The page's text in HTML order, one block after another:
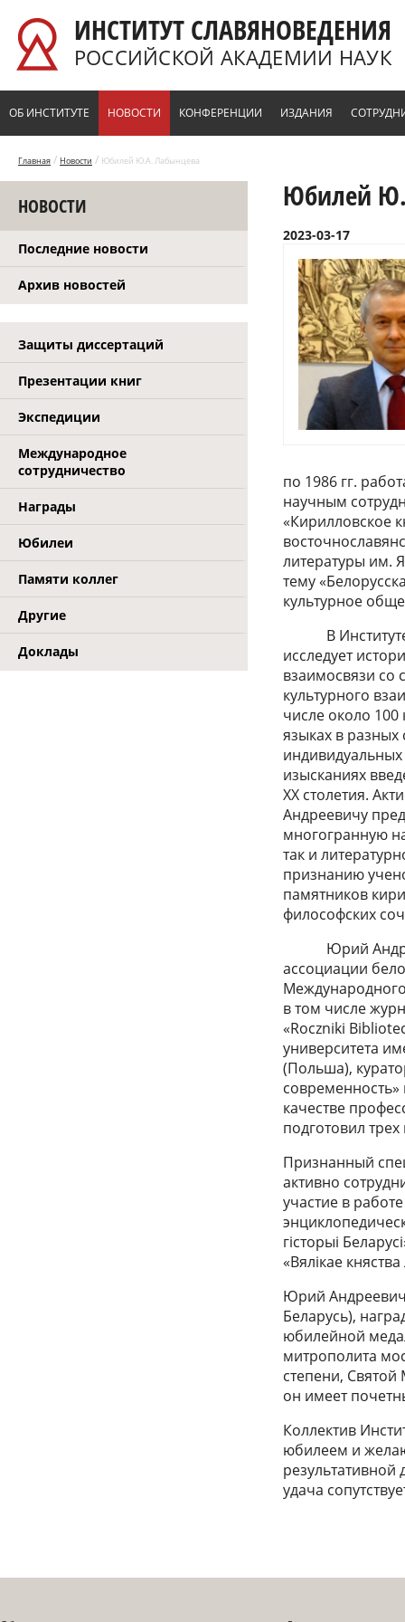
ИНСТИТУТ СЛАВЯНОВЕДЕНИЯ
РОССИЙСКОЙ АКАДЕМИИ НАУК
ОБ ИНСТИТУТЕ НОВОСТИ КОНФЕРЕНЦИИ ИЗДАНИЯ
Главная / Новости / Юбилей Ю.А. Лабынцева
НОВОСТИ
Последние новости
Архив новостей
Защиты диссертаций
Презентации книг
Экспедиции
Международное
сотрудничество
Награды
Юбилеи
Памяти коллег
Другие
Доклады
Юбилей
2023-03-17
по 1986 гг.
научным
«Кирилловское
литературы им.
тему
культурное
В Институте
исследует
взаимосвязи со
культурного
числе около
языках в разных
изысканиях
XX столетия.
Андреевичу
многогранную
так и
признанию
памятников
философских
Юрий
ассоциации
в том числе
«Roczniki
университета
(Польша),
качестве
подготовил
Признанный
активно
участие в
гiсторыi
«Вялікае
Юрий
Беларусь),
юбилейной
митрополита
степени,
он имеет
Коллектив
юбилеем и
удача